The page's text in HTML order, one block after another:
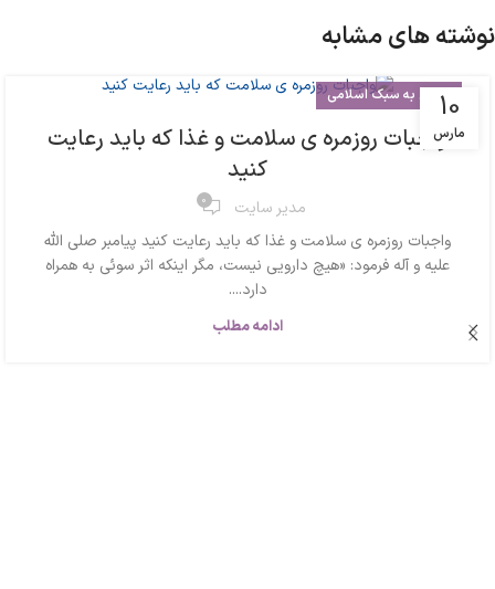
نوشته های مشابه
10
مارس
زندگی به سبک اسلامی
واجبات روزمره ی سلامت و غذا که باید رعایت
کنید
مدیر سایت 0
واجبات روزمره ی سلامت و غذا که باید رعایت کنید پیامبر صلی الله
علیه و آله فرمود: «هیچ دارویی نیست، مگر اینکه اثر سوئی به همراه
دارد....
ادامه مطلب